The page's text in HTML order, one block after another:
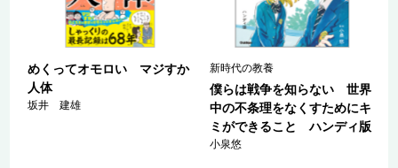
めくってオモロい マジすか
人体
坂井 建雄
新時代の教養
僕らは戦争を知らない 世界
中の不条理をなくすためにキ
ミができること ハンディ版
小泉悠